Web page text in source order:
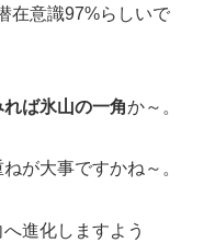
在意識97%らしいで
ば氷山の一角か～。
が大事ですかね～。
進化しますよう